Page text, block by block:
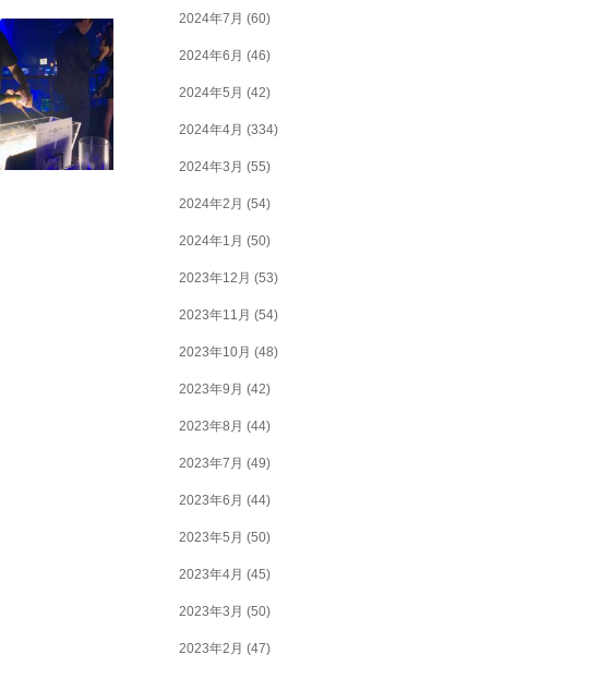
2024年7月 (60)
2024年6月 (46)
2024年5月 (42)
2024年4月 (334)
2024年3月 (55)
2024年2月 (54)
2024年1月 (50)
2023年12月 (53)
2023年11月 (54)
2023年10月 (48)
2023年9月 (42)
2023年8月 (44)
2023年7月 (49)
2023年6月 (44)
2023年5月 (50)
2023年4月 (45)
2023年3月 (50)
2023年2月 (47)